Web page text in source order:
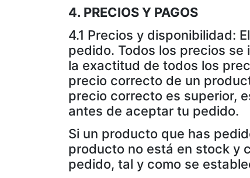
4. PRECIOS Y PAGOS
4.1 Precios y disponibilidad:
pedido. Todos los precios se
la exactitud de todos los
precio correcto de un
precio correcto es superior,
antes de aceptar tu pedido.
Si un producto que has
producto no está en stock y
pedido, tal y como se